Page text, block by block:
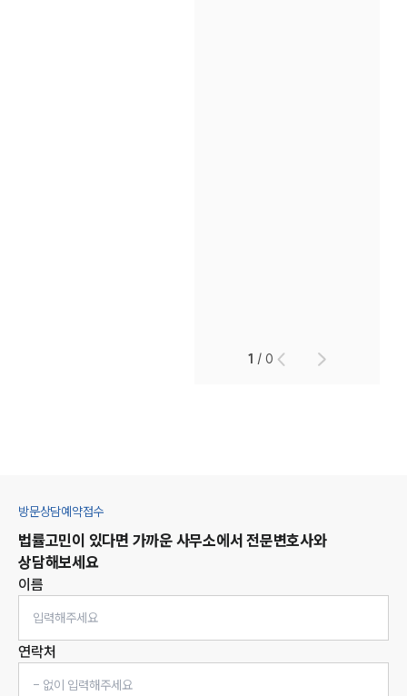
1 /0
방문상담예약접수
법률고민이 있다면 가까운 사무소에서 전문변호사와
상담해보세요
이름
연락처